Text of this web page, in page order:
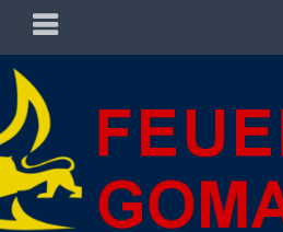
Zum
springen
PRIMÄRES
MENÜ
FREIWILLIGE